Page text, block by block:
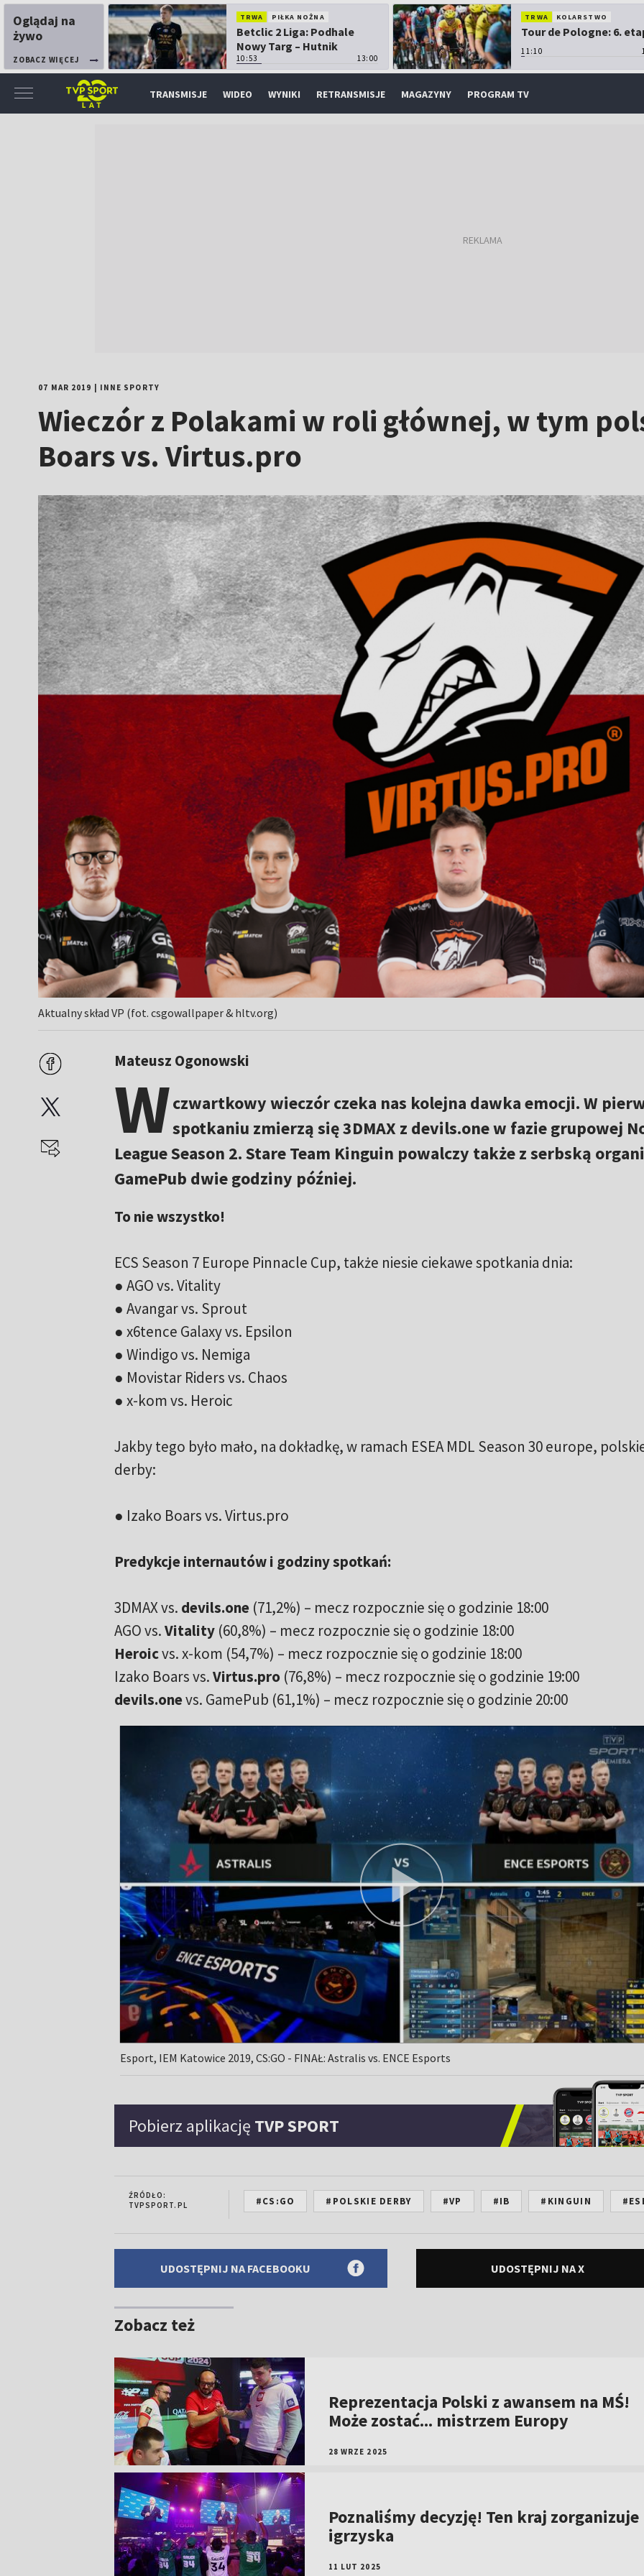
Oglądaj na
żywo
ZOBACZ WIĘCEJ
TRWA PIŁKA NOŻNA
Betclic 2 Liga: Podhale
Nowy Targ – Hutnik
Kraków
10:53 13:00
TRWA KOLARSTWO
Tour de Pologne: 6.
11:10
TRANSMISJE WIDEO WYNIKI RETRANSMISJE MAGAZYNY PROGRAM TV
07 MAR 2019 INNE SPORTY
Wieczór z Polakami w roli głównej, w tym
Boars vs. Virtus.pro
Aktualny skład VP (fot. csgowallpaper & hltv.org)
Mateusz Ogonowski
Wczwartkowy wieczór czeka nas kolejna dawka emocji. W
spotkaniu zmierzą się 3DMAX z devils.one w fazie grupowej
League Season 2. Stare Team Kinguin powalczy także z serbską
GamePub dwie godziny później.
To nie wszystko!
ECS Season 7 Europe Pinnacle Cup, także niesie ciekawe spotkania dnia:
● AGO vs. Vitality
● Avangar vs. Sprout
● x6tence Galaxy vs. Epsilon
● Windigo vs. Nemiga
● Movistar Riders vs. Chaos
● x-kom vs. Heroic
Jakby tego było mało, na dokładkę, w ramach ESEA MDL Season 30 europe,
derby:
● Izako Boars vs. Virtus.pro
Predykcje internautów i godziny spotkań:
3DMAX vs. devils.one(71,2%) – mecz rozpocznie się o godzinie 18:00
AGO vs.Vitality(60,8%) – mecz rozpocznie się o godzinie 18:00
Heroicvs. x-kom (54,7%) – mecz rozpocznie się o godzinie 18:00
Izako Boars vs.Virtus.pro (76,8%) – mecz rozpocznie się o godzinie 19:00
devils.onevs. GamePub (61,1%) – mecz rozpocznie się o godzinie 20:00
Esport, IEM Katowice 2019, CS:GO - FINAŁ: Astralis vs. ENCE Esports
Pobierz aplikację TVP SPORT
ŹRÓDŁO:
TVPSPORT.PL
#CS:GO #POLSKIE DERBY #VP #IB #KINGUIN
UDOSTĘPNIJ NA FACEBOOKU UDOSTĘPNIJ NA X
Zobacz też
Reprezentacja Polski z awansem na MŚ!
Może zostać... mistrzem Europy
28 WRZE 2025
Poznaliśmy decyzję! Ten kraj zorganizuje
igrzyska
11 LUT 2025